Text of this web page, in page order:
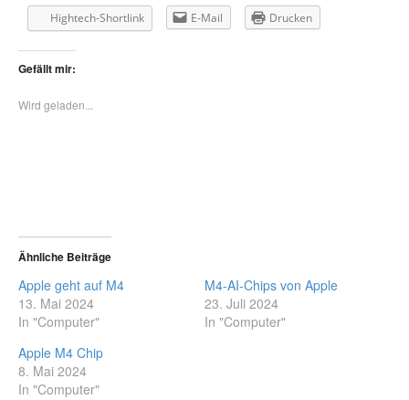
Hightech-Shortlink E-Mail Drucken
Gefällt mir:
Wird geladen...
Ähnliche Beiträge
Apple geht auf M4
13. Mai 2024
In "Computer"
M4-AI-Chips von Apple
23. Juli 2024
In "Computer"
Apple M4 Chip
8. Mai 2024
In "Computer"